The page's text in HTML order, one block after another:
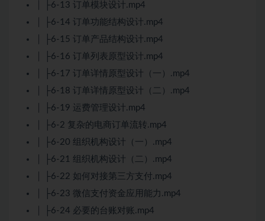
│ ├6-13 订单模块设计.mp4
│ ├6-14 订单功能结构设计.mp4
│ ├6-15 订单产品结构设计.mp4
│ ├6-16 订单列表原型设计.mp4
│ ├6-17 订单详情原型设计（一）.mp4
│ ├6-18 订单详情原型设计（二）.mp4
│ ├6-19 运费管理设计.mp4
│ ├6-2 复杂的电商订单流转.mp4
│ ├6-20 组织机构设计（一）.mp4
│ ├6-21 组织机构设计（二）.mp4
│ ├6-22 如何对接第三方支付.mp4
│ ├6-23 微信支付资金应用能力.mp4
│ ├6-24 必要的台账对账.mp4